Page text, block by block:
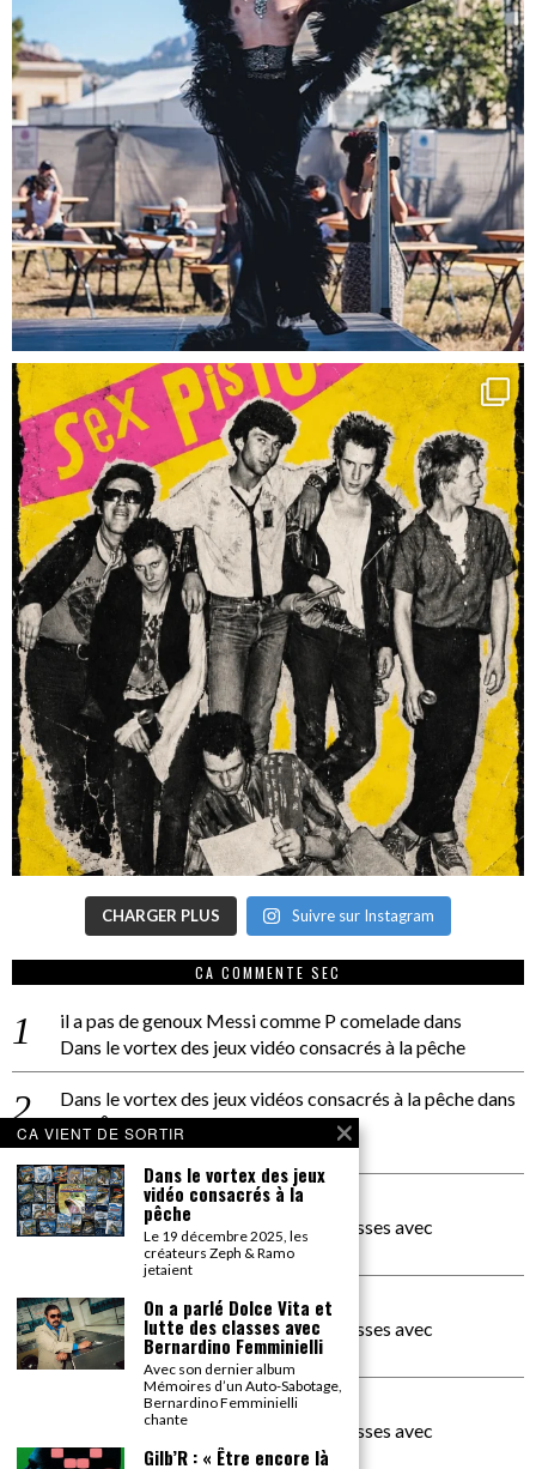
CHARGER PLUS Suivre sur Instagram
CA COMMENTE SEC
il a pas de genoux Messi comme P comeladedans
Dans le vortex des jeux vidéo consacrés à la pêche
Dans le vortex des jeux vidéos consacrés à la pêchedans
PACÔME THIELLEMENT
La séance d’Hip Gnose
La Patrie
dans
On a parlé Dolce Vita et lutte des classes avec
Bernardino Femminielli
carte noire negra à l'o tiededans
On a parlé Dolce Vita et lutte des classes avec
Bernardino Femminielli
moise et son mascarédans
On a parlé Dolce Vita et lutte des classes avec
Bernardino Femminielli
CA VIENT DE SORTIR
Dans le vortex des jeux
vidéo consacrés à la
pêche
Le 19 décembre 2025, les
créateurs Zeph & Ramo
jetaient
On a parlé Dolce Vita et
lutte des classes avec
Bernardino Femminielli
Avec son dernier album
Mémoires d’un Auto-Sabotage,
Bernardino Femminielli
chante
Gilb’R : « Être encore là